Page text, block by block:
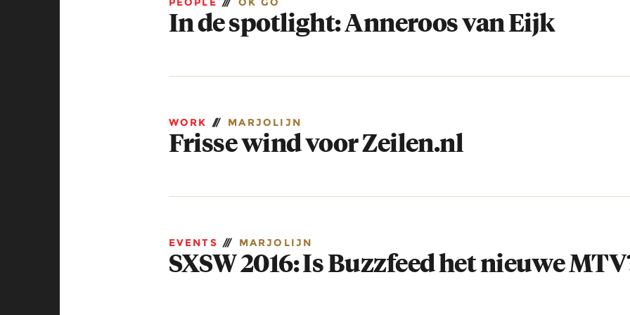
In de spotlight: Anneroos van Eijk
WORK /// MARJOLIJN
Frisse wind voor Zeilen.nl
EVENTS /// MARJOLIJN
SXSW 2016: Is Buzzfeed het nieuwe